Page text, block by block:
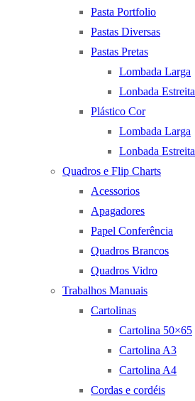
Pasta Portfolio
Pastas Diversas
Pastas Pretas
Lombada Larga
Lonbada Estreita
Plástico Cor
Lombada Larga
Lonbada Estreita
Quadros e Flip Charts
Acessorios
Apagadores
Papel Conferência
Quadros Brancos
Quadros Vidro
Trabalhos Manuais
Cartolinas
Cartolina 50×65
Cartolina A3
Cartolina A4
Cordas e cordéis